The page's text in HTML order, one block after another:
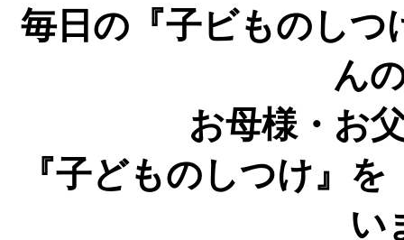
毎日の『子ビものしつ
ん
お母様・お
『子どものしつけ』
い